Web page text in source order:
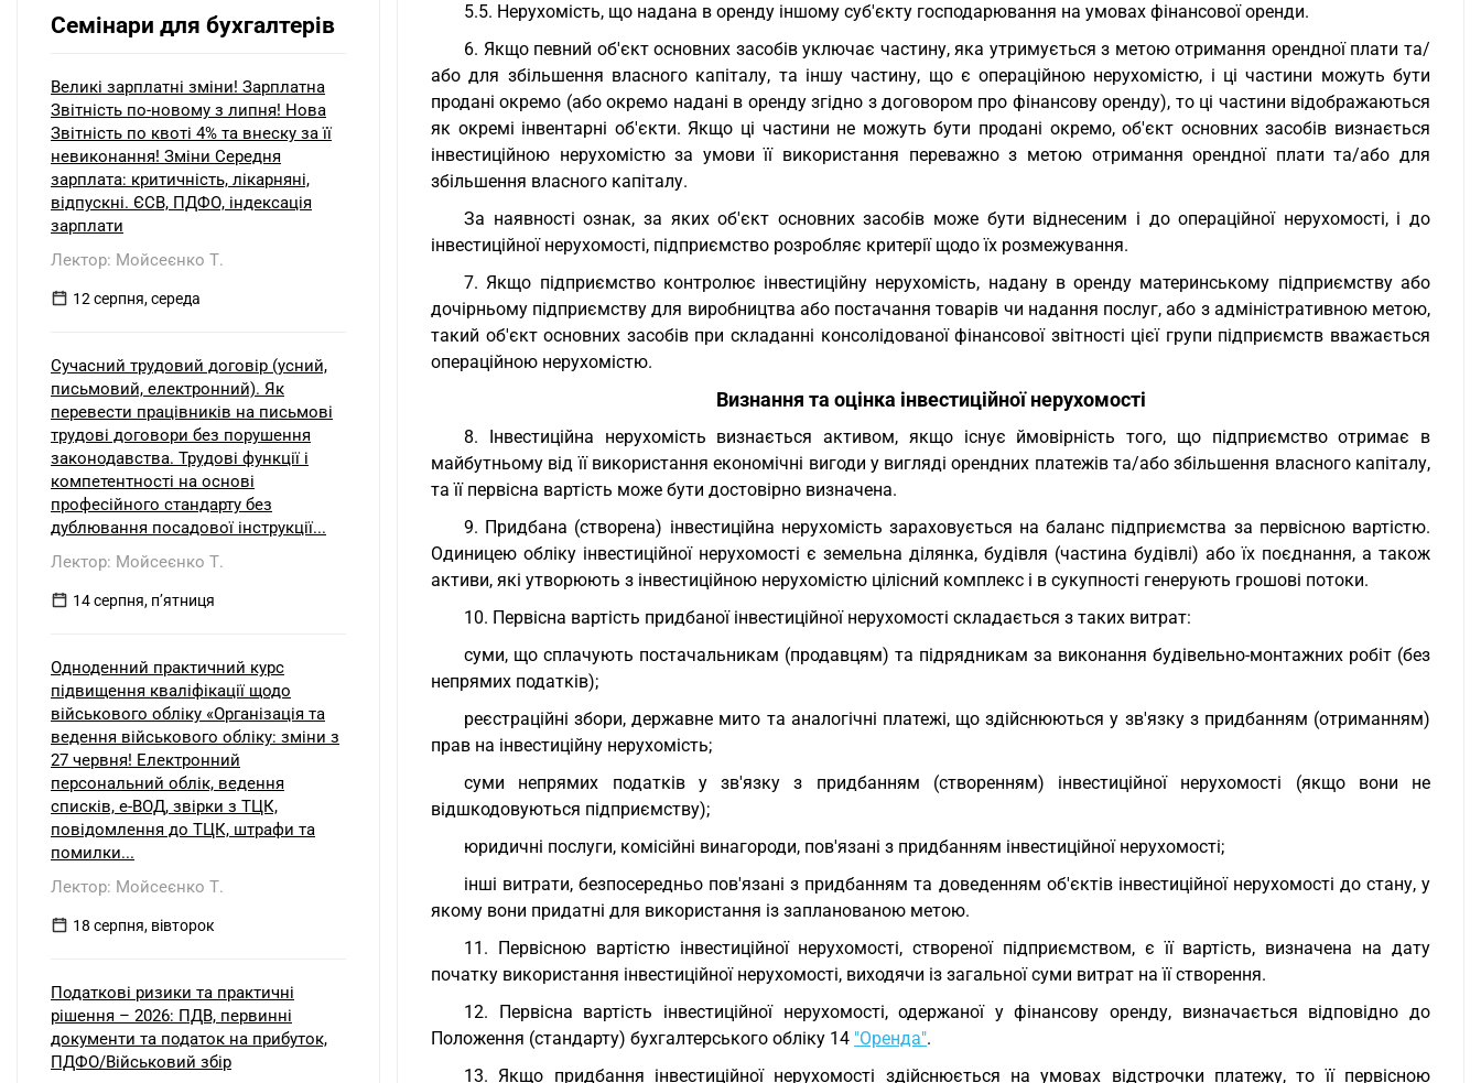
5.5. Нерухомість, що надана в оренду іншому суб'єкту господарювання на умовах фінансової оренди.
6. Якщо певний об'єкт основних засобів уключає частину, яка утримується з метою отримання орендної плати та/
або для збільшення власного капіталу, та іншу частину, що є операційною нерухомістю, і ці частини можуть бути
продані окремо (або окремо надані в оренду згідно з договором про фінансову оренду), то ці частини відображаються
як окремі інвентарні об'єкти. Якщо ці частини не можуть бути продані окремо, об'єкт основних засобів визнається
інвестиційною нерухомістю за умови її використання переважно з метою отримання орендної плати та/або для
збільшення власного капіталу.
За наявності ознак, за яких об'єкт основних засобів може бути віднесеним і до операційної нерухомості, і до
інвестиційної нерухомості, підприємство розробляє критерії щодо їх розмежування.
7. Якщо підприємство контролює інвестиційну нерухомість, надану в оренду материнському підприємству або
дочірньому підприємству для виробництва або постачання товарів чи надання послуг, або з адміністративною метою,
такий об'єкт основних засобів при складанні консолідованої фінансової звітності цієї групи підприємств вважається
операційною нерухомістю.
Визнання та оцінка інвестиційної нерухомості
8. Інвестиційна нерухомість визнається активом, якщо існує ймовірність того, що підприємство отримає в
майбутньому від її використання економічні вигоди у вигляді орендних платежів та/або збільшення власного капіталу,
та її первісна вартість може бути достовірно визначена.
9. Придбана (створена) інвестиційна нерухомість зараховується на баланс підприємства за первісною вартістю.
Одиницею обліку інвестиційної нерухомості є земельна ділянка, будівля (частина будівлі) або їх поєднання, а також
активи, які утворюють з інвестиційною нерухомістю цілісний комплекс і в сукупності генерують грошові потоки.
10. Первісна вартість придбаної інвестиційної нерухомості складається з таких витрат:
суми, що сплачують постачальникам (продавцям) та підрядникам за виконання будівельно-монтажних робіт (без
непрямих податків);
реєстраційні збори, державне мито та аналогічні платежі, що здійснюються у зв'язку з придбанням (отриманням)
прав на інвестиційну нерухомість;
суми непрямих податків у зв'язку з придбанням (створенням) інвестиційної нерухомості (якщо вони не
відшкодовуються підприємству);
юридичні послуги, комісійні винагороди, пов'язані з придбанням інвестиційної нерухомості;
інші витрати, безпосередньо пов'язані з придбанням та доведенням об'єктів інвестиційної нерухомості до стану, у
якому вони придатні для використання із запланованою метою.
11. Первісною вартістю інвестиційної нерухомості, створеної підприємством, є її вартість, визначена на дату
початку використання інвестиційної нерухомості, виходячи із загальної суми витрат на її створення.
12. Первісна вартість інвестиційної нерухомості, одержаної у фінансову оренду, визначається відповідно до
Положення (стандарту) бухгалтерського обліку 14 "Оренда".
13. Якщо придбання інвестиційної нерухомості здійснюється на умовах відстрочки платежу, то її первісною
Семінари для бухгалтерів
Великі зарплатні зміни! Зарплатна
Звітність по-новому з липня! Нова
Звітність по квоті 4% та внеску за її
невиконання! Зміни Середня
зарплата: критичність, лікарняні,
відпускні. ЄСВ, ПДФО, індексація
зарплати
Лектор: Мойсеєнко Т.
12 серпня, середа
Сучасний трудовий договір (усний,
письмовий, електронний). Як
перевести працівників на письмові
трудові договори без порушення
законодавства. Трудові функції і
компетентності на основі
професійного стандарту без
дублювання посадової інструкції...
Лектор: Мойсеєнко Т.
14 серпня, пʼятниця
Одноденний практичний курс
підвищення кваліфікації щодо
військового обліку «Організація та
ведення військового обліку: зміни з
27 червня! Електронний
персональний облік, ведення
списків, е-ВОД, звірки з ТЦК,
повідомлення до ТЦК, штрафи та
помилки...
Лектор: Мойсеєнко Т.
18 серпня, вівторок
Податкові ризики та практичні
рішення – 2026: ПДВ, первинні
документи та податок на прибуток,
ПДФО/Військовий збір